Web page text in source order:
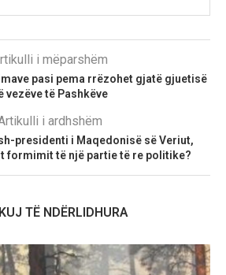
i mëparshëm
pasi pema rrëzohet gjatë gjuetisë
vezëve të Pashkëve
i ardhshëm
presidenti i Maqedonisë së Veriut,
formimit të një partie të re politike?
TË NDËRLIDHURA